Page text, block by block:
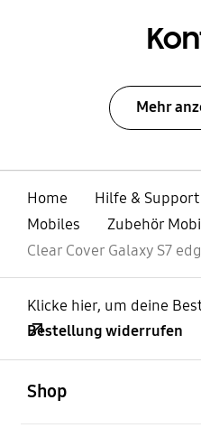
Mehr
Home
Hilfe &
Mobiles
Zubehör
Clear Cover Galaxy S7
Klicke hier, um deine
Bestellung widerrufen
Shop